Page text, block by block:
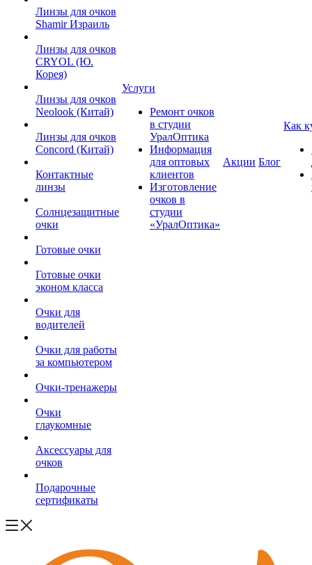
Линзы для очков
Shamir Израиль
Линзы для очков
CRYOL (Ю.
Корея)
Линзы для очков
Neolook (Китай)
Линзы для очков
Concord (Китай)
Контактные
линзы
Солнцезащитные
очки
Готовые очки
Готовые очки
эконом класса
Очки для
водителей
Очки для работы
за компьютером
Очки-тренажеры
Очки
глаукомные
Аксессуары для
очков
Подарочные
сертификаты
Услуги
Ремонт очков
в студии
УралОптика
Информация
для оптовых
клиентов
Изготовление
очков в
студии
«УралОптика»
Акции Блог
Как